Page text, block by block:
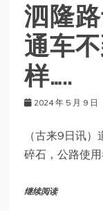
泗隆
通车
样…..
2024 年 5 月 9 日
（古来9日讯
碎石，公路使
继续阅读